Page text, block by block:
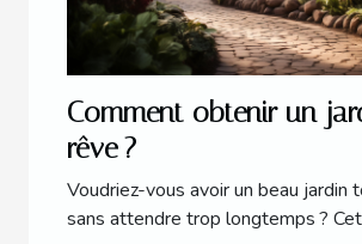
Comment obtenir un
rêve ?
Voudriez-vous avoir un beau jardin
sans attendre trop longtemps ?